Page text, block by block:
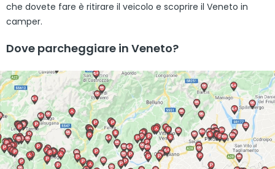
che dovete fare è ritirare il veicolo e scoprire il Veneto in
camper.
Dove parcheggiare in Veneto?